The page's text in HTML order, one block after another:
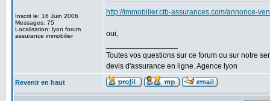
Inscrit le: 16 Juin 2006
Messages: 75
Localisation: lyon forum
assurance immobilier
http://immobilier.ctb-assurances.com/annonce-
oui,
Toutes vos questions sur ce forum ou sur notre
devis d'assurance en ligne. Agence lyon
Revenir en haut